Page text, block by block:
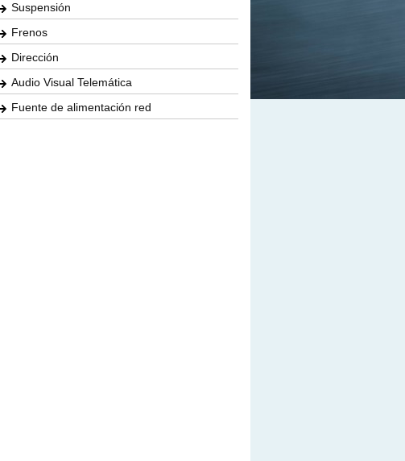
de
40 -
y
a una
Suspensión
Frenos
Dirección
Audio Visual Telemática
Fuente de alimentación red